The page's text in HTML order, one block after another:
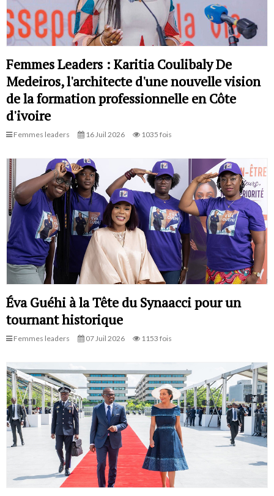
Femmes Leaders : Karitia Coulibaly De
Medeiros, l'architecte d'une nouvelle vision
de la formation professionnelle en Côte
d'ivoire
Femmes leaders 16 Juil 2026 1035 fois
Éva Guéhi à la Tête du Synaacci pour un
tournant historique
Femmes leaders 07 Juil 2026 1153 fois